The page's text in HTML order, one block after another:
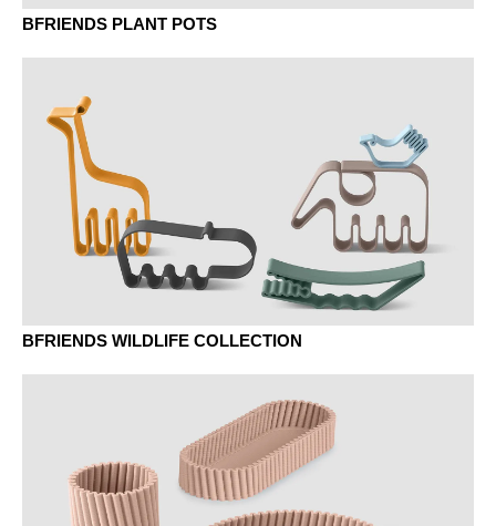
BFRIENDS PLANT POTS
BFRIENDS WILDLIFE COLLECTION